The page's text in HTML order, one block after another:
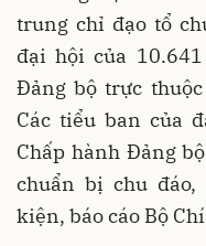
trung chỉ đạo tổ
đại hội của
Đảng bộ trực
Các tiểu ban của
Chấp hành Đảng
chuẩn bị chu
kiện, báo cáo Bộ